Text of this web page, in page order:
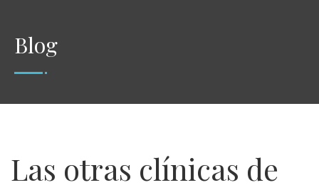
Blog
Las otras clínicas de